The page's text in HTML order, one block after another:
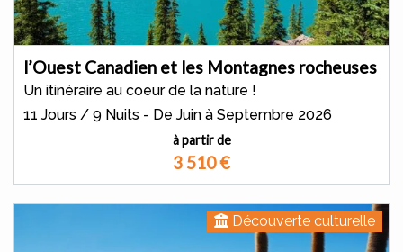
l’Ouest Canadien et les Montagnes rocheuses
Un itinéraire au coeur de la nature !
11 Jours / 9 Nuits - De Juin à Septembre 2026
à partir de
3 510€
Découverte culturelle